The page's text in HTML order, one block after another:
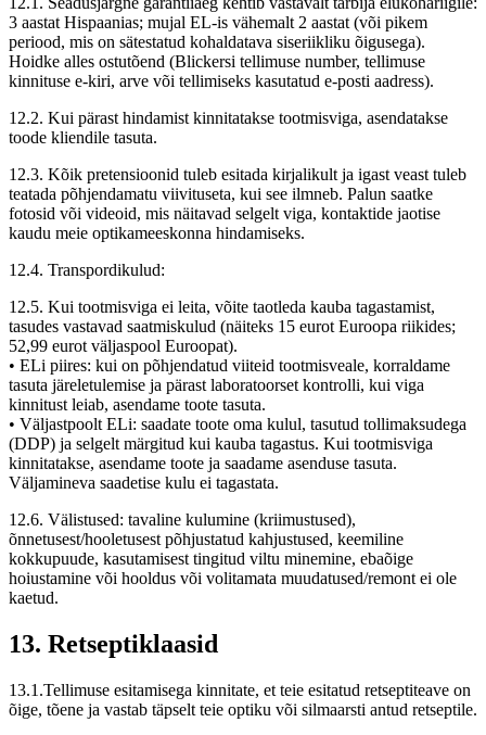
3 aastat Hispaanias; mujal EL-is vähemalt 2 aastat (või pikem
periood, mis on sätestatud kohaldatava siseriikliku õigusega).
Hoidke alles ostutõend (Blickersi tellimuse number, tellimuse
kinnituse e-kiri, arve või tellimiseks kasutatud e-posti aadress).
12.2. Kui pärast hindamist kinnitatakse tootmisviga, asendatakse
toode kliendile tasuta.
12.3. Kõik pretensioonid tuleb esitada kirjalikult ja igast veast tuleb
teatada põhjendamatu viivituseta, kui see ilmneb. Palun saatke
fotosid või videoid, mis näitavad selgelt viga, kontaktide jaotise
kaudu meie optikameeskonna hindamiseks.
12.4. Transpordikulud:
12.5. Kui tootmisviga ei leita, võite taotleda kauba tagastamist,
tasudes vastavad saatmiskulud (näiteks 15 eurot Euroopa riikides;
52,99 eurot väljaspool Euroopat).
• ELi piires: kui on põhjendatud viiteid tootmisveale, korraldame
tasuta järeletulemise ja pärast laboratoorset kontrolli, kui viga
kinnitust leiab, asendame toote tasuta.
• Väljastpoolt ELi: saadate toote oma kulul, tasutud tollimaksudega
(DDP) ja selgelt märgitud kui kauba tagastus. Kui tootmisviga
kinnitatakse, asendame toote ja saadame asenduse tasuta.
Väljamineva saadetise kulu ei tagastata.
12.6. Välistused: tavaline kulumine (kriimustused),
õnnetusest/hooletusest põhjustatud kahjustused, keemiline
kokkupuude, kasutamisest tingitud viltu minemine, ebaõige
hoiustamine või hooldus või volitamata muudatused/remont ei ole
kaetud.
13. Retseptiklaasid
13.1.Tellimuse esitamisega kinnitate, et teie esitatud retseptiteave on
õige, tõene ja vastab täpselt teie optiku või silmaarsti antud retseptile.